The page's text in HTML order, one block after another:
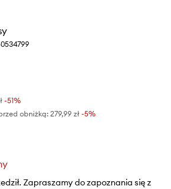
-51%
obniżką: 279,99 zł -5%
Zapraszamy do zapoznania się z